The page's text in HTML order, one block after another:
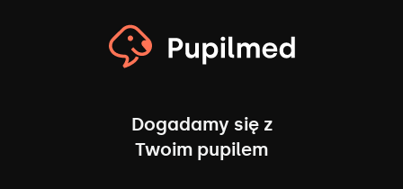
Dogadamy się z
Twoim pupilem